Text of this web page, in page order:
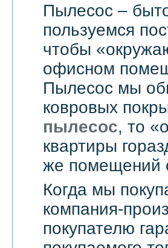
Пылесос –
пользуемся
чтобы
офисном
Пылесос мы
ковровых
пылесос, то
квартиры
же помещений
Когда мы
компания-
покупателю